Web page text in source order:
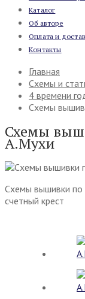
Каталог
Об авторе
Оплата и
Контакты
Главная
Схемы и
4 времени
Схемы
Схемы
А.Мухи
Схемы вышивки по
счетный крест